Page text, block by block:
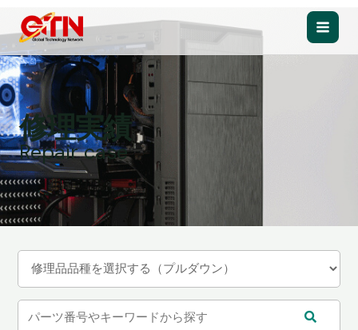
を
ス
キ
ッ
プ
Main
修理実績
Repair case